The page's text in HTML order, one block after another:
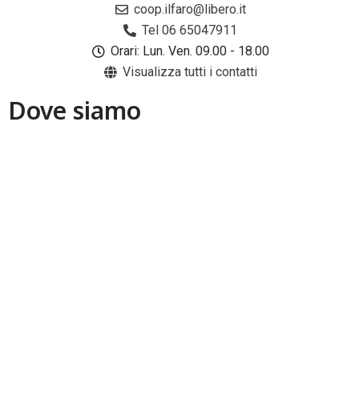
coop.ilfaro@libero.it
Tel 06 65047911
Orari: Lun. Ven. 09.00 - 18.00
Visualizza tutti i contatti
Dove siamo